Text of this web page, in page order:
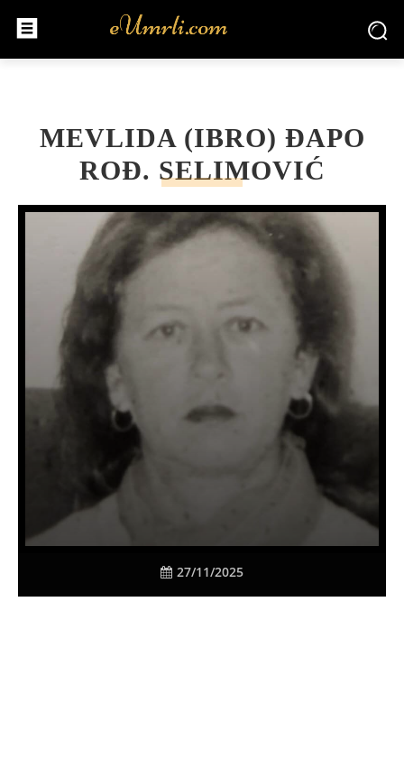
MEVLIDA (IBRO) ĐAPO
ROĐ. SELIMOVIĆ
27/11/2025